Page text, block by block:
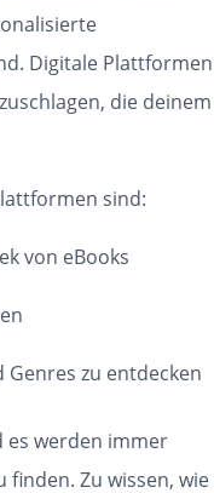
Digitale Plattformen
die deinem
sind:
von eBooks
zu entdecken
es werden immer
finden. Zu wissen, wie